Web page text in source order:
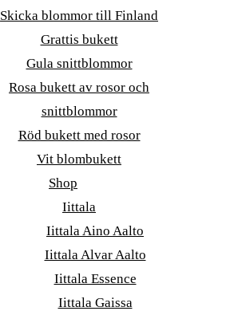
Skicka blommor till Finland
Grattis bukett
Gula snittblommor
Rosa bukett av rosor och
snittblommor
Röd bukett med rosor
Vit blombukett
Shop
Iittala
Iittala Aino Aalto
Iittala Alvar Aalto
Iittala Essence
Iittala Gaissa